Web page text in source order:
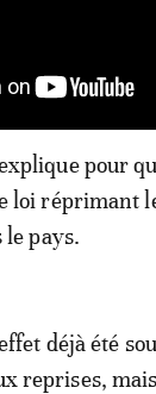
pour
loi réprimant
pays.
déjà été
reprises,